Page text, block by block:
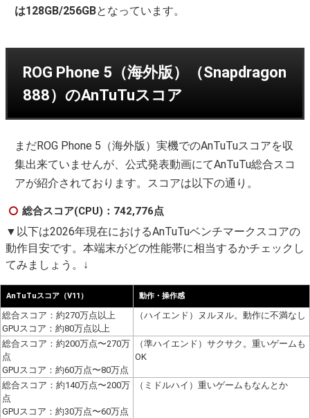
は128GB/256GBとなっています。
ROG Phone 5（海外版）（Snapdragon
888）のAnTuTuスコア
まだROG Phone 5（海外版）実機でのAnTuTuスコアを収
集出来ていませんが、公式発表動画にてAnTuTu総合スコ
アが紹介されております。スコアは以下の通り。
総合スコア(CPU)：742,776点
▼以下は2026年現在におけるAnTuTuベンチマークスコアの
動作目安です。本端末がどの性能帯に相当するかチェックし
てみましょう。↓
AnTuTuスコア（V11） 動作・操作感
総合スコア：約270万点以上
GPUスコア：約80万点以上
（ハイエンド）ヌルヌル。動作に不満なし
総合スコア：約200万点〜270万
点
GPUスコア：約60万点〜80万点
（準ハイエンド）サクサク。重いゲームも
OK
総合スコア：約140万点〜200万
点
GPUスコア：約30万点〜60万点
（ミドルハイ）重いゲームもなんとか